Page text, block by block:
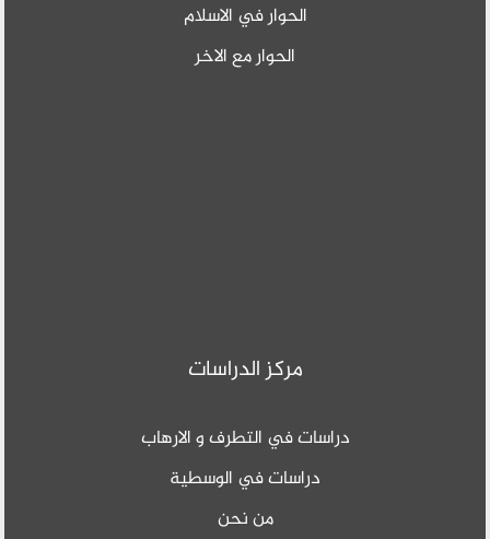
الحوار في الاسلام
الحوار مع الاخر
مركز الدراسات
دراسات في التطرف و الارهاب
دراسات في الوسطية
من نحن